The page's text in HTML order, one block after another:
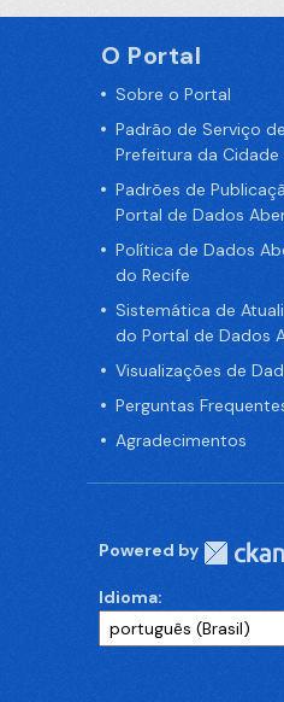
O Portal
Sobre o Portal
Padrão de Serviço
Prefeitura da Cidade
Padrões de
Portal de Dados
Política de Dados
do Recife
Sistemática de
do Portal de Dados
Visualizações de
Perguntas
Agradecimentos
Powered by
Idioma